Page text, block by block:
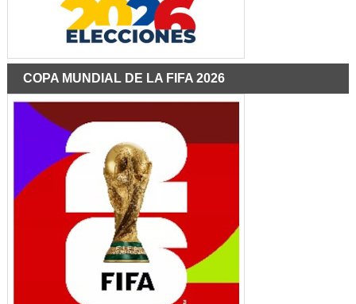
COPA MUNDIAL DE LA FIFA 2026